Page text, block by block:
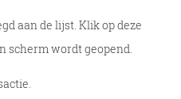
aan de lijst. Klik op deze
scherm wordt geopend.